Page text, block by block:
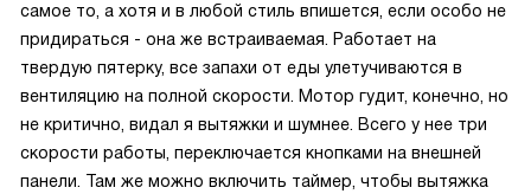
самое то, а хотя и в любой стиль впишется, если особо не
придираться - она же встраиваемая. Работает на
твердую пятерку, все запахи от еды улетучиваются в
вентиляцию на полной скорости. Мотор гудит, конечно, но
не критично, видал я вытяжки и шумнее. Всего у нее три
скорости работы, переключается кнопками на внешней
панели. Там же можно включить таймер, чтобы вытяжка